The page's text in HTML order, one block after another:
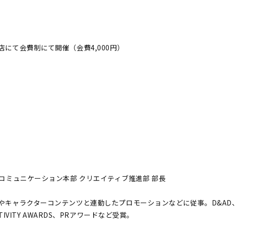
て会費制にて開催（会費4,000円）
ミュニケーション本部 クリエイティブ推進部 部長
ャラクターコンテンツと連動したプロモーションなどに従事。D&AD、
AWARDS、PRアワードなど受賞。